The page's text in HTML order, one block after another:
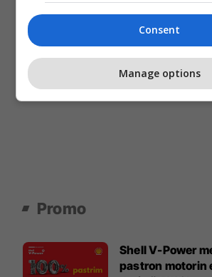
Promo
Shell V-Power
pastron motorin
Consent
Manage options